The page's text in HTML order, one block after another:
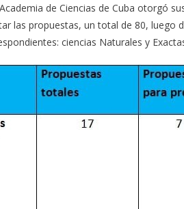
de Ciencias de Cuba otorgó
las propuestas, un total de 80, luego
ciencias Naturales y